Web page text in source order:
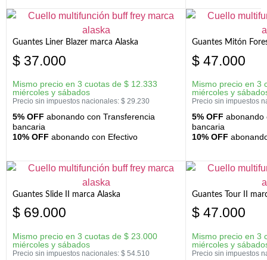
Guantes Liner Blazer marca Alaska
$ 37.000
Mismo precio en 3 cuotas de $ 12.333
miércoles y sábados
Precio sin impuestos nacionales: $ 29.230
5% OFF abonando con Transferencia
bancaria
10% OFF abonando con Efectivo
Guantes Mitón
$ 47.000
Mismo precio en 3
miércoles y
Precio sin impuestos
5% OFF abonando
bancaria
10% OFF
Guantes Slide II marca Alaska
$ 69.000
Mismo precio en 3 cuotas de $ 23.000
miércoles y sábados
Precio sin impuestos nacionales: $ 54.510
Guantes Tour II
$ 47.000
Mismo precio en 3
miércoles y
Precio sin impuestos